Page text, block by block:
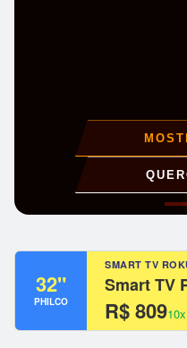
32"
PHILCO
SMART TV
Smart TV
R$ 809